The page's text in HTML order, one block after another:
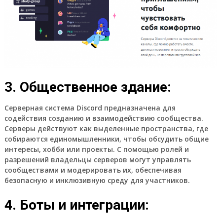
3. Общественное здание:
Серверная система Discord предназначена для
содействия созданию и взаимодействию сообщества.
Серверы действуют как выделенные пространства, где
собираются единомышленники, чтобы обсудить общие
интересы, хобби или проекты. С помощью ролей и
разрешений владельцы серверов могут управлять
сообществами и модерировать их, обеспечивая
безопасную и инклюзивную среду для участников.
4. Боты и интеграции: